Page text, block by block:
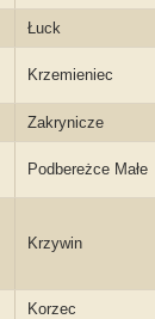
Łuck
Krzemieniec
Zakrynicze
Podbereżce Małe
Krzywin
Korzec